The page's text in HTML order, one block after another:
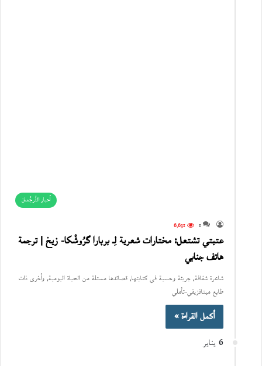
أحبار التُرجُمان
1 6٬631
عتبتي تشتعل: مختارات شعرية لِـ بربارا گرُوشْكا- زيخ | ترجمة
هاتف جنابي
شاعرة شفافة، جريئة وحسية في كتابتها، قصائدها مستلة من الحياة اليومية، وأخرى ذات
طابع ميتافزيقي-تأملي
أكمل القراءة »
6 يناير